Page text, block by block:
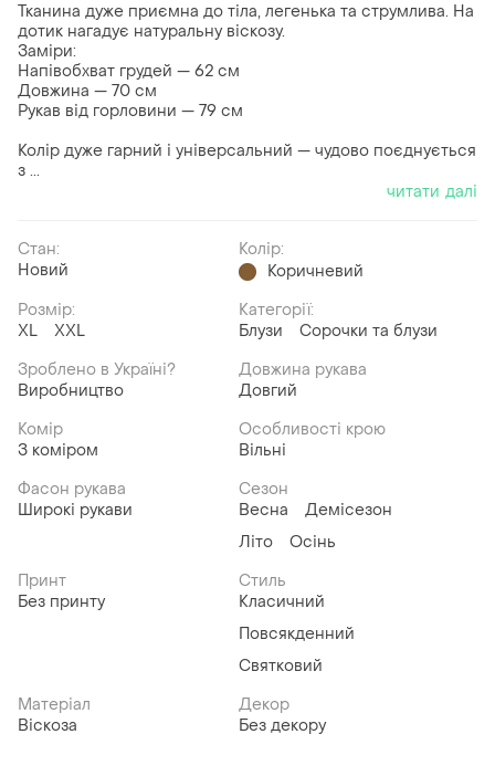
Тканина дуже приємна до тіла, легенька та струмлива. На
дотик нагадує натуральну віскозу.
Заміри:
Напівобхват грудей — 62 см
Довжина — 70 см
Рукав від горловини — 79 см
Колір дуже гарний і універсальний — чудово поєднується
з ...
читати далі
Стан:
Новий
Колір:
Коричневий
Розмір:
XL
XXL
Категорії:
Блузи
Сорочки та блузи
Зроблено в Україні?
Виробництво
Довжина рукава
Довгий
Комір
З коміром
Особливості крою
Вільні
Фасон рукава
Широкі рукави
Сезон
Весна
Демісезон
Літо
Осінь
Принт
Без принту
Стиль
Класичний
Повсякденний
Святковий
Матеріал
Віскоза
Декор
Без декору